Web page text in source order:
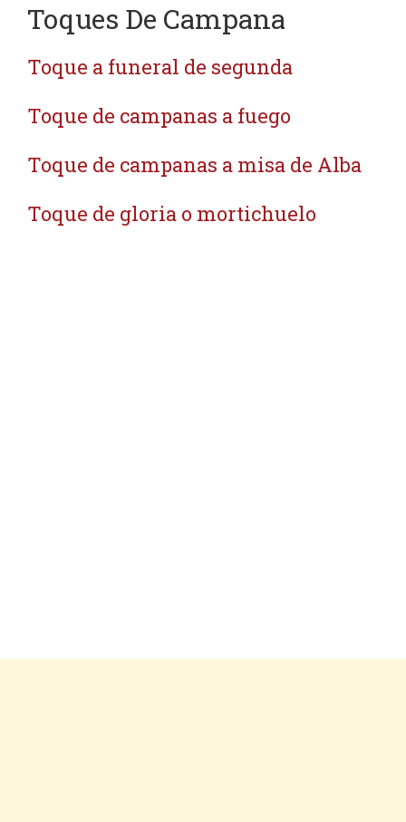
Toques De Campana
Toque a funeral de segunda
Toque de campanas a fuego
Toque de campanas a misa de Alba
Toque de gloria o mortichuelo